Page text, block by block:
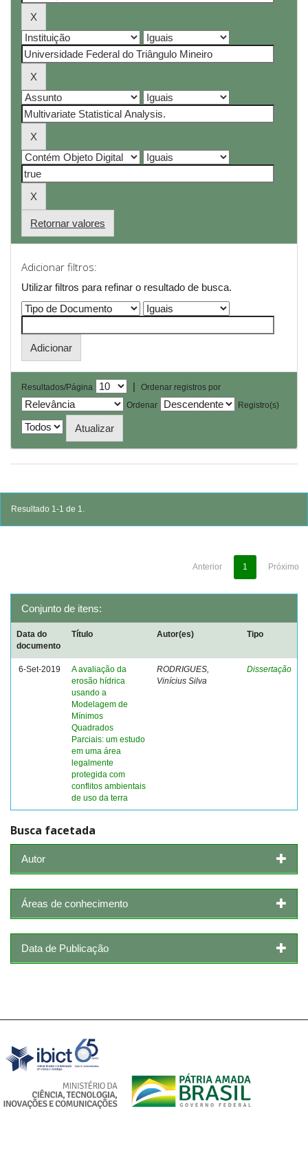
Retornar valores
Adicionar filtros:
Utilizar filtros para refinar o resultado de busca.
Resultados/Página |
Ordenar registros por
Ordenar
Registro(s)
Resultado 1-1 de 1.
Anterior 1 Próximo
Conjunto de itens:
Data do
documento
Título Autor(es) Tipo
6-Set-2019
A avaliação da
erosão hídrica
usando a
Modelagem de
Mínimos
Quadrados
Parciais: um estudo
em uma área
legalmente
protegida com
conflitos ambientais
de uso da terra
RODRIGUES,
Vinícius Silva
Dissertação
Busca facetada
Autor
Áreas de conhecimento
Data de Publicação